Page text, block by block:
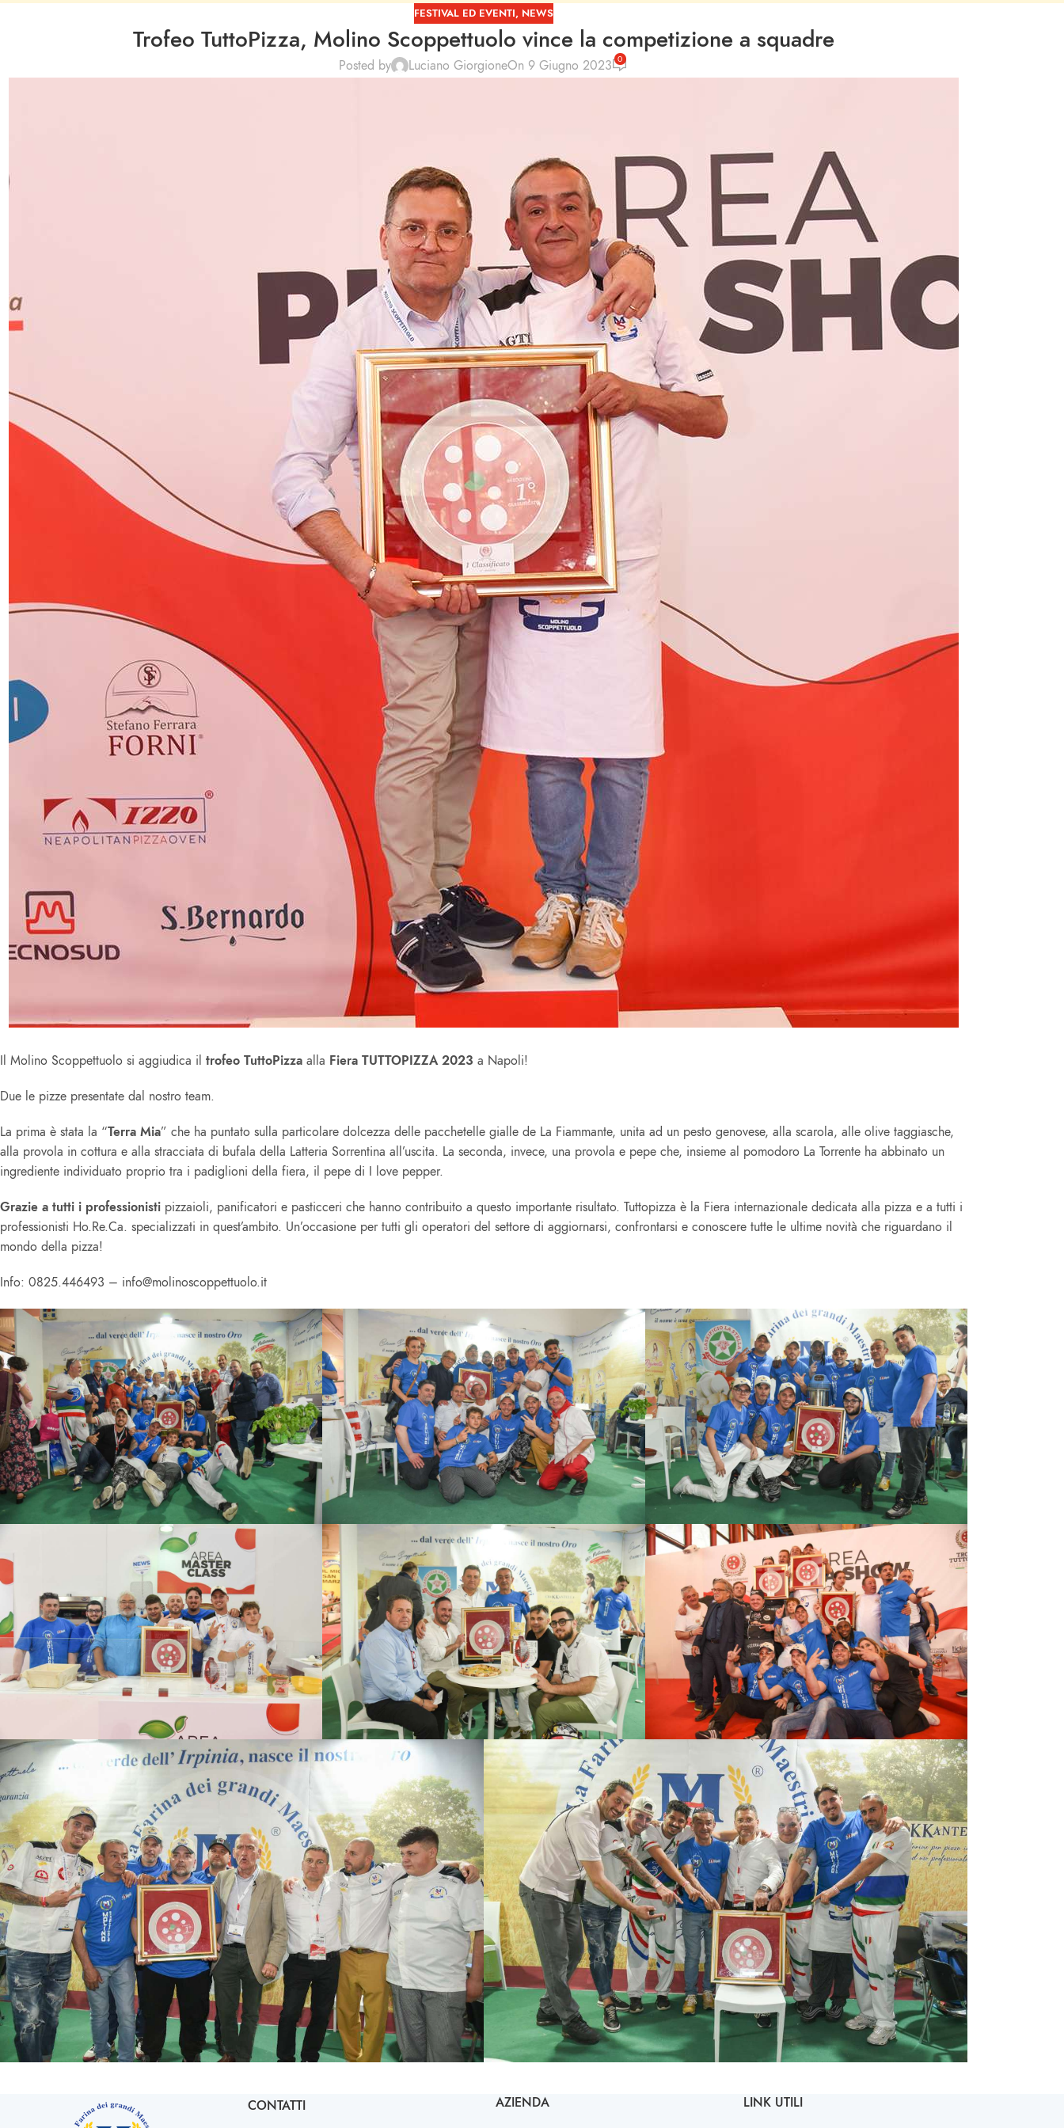
FESTIVAL ED EVENTI, NEWS
Trofeo TuttoPizza, Molino Scoppettuolo vince la competizione a squadre
Posted by Luciano GiorgioneOn 9 Giugno 2023 0
Il Molino Scoppettuolo si aggiudica il trofeo TuttoPizza alla Fiera TUTTOPIZZA 2023 a Napoli!
Due le pizze presentate dal nostro team.
La prima è stata la “Terra Mia” che ha puntato sulla particolare dolcezza delle pacchetelle gialle de La Fiammante, unita ad un pesto genovese, alla scarola, alle olive taggiasche,
alla provola in cottura e alla stracciata di bufala della Latteria Sorrentina all’uscita. La seconda, invece, una provola e pepe che, insieme al pomodoro La Torrente ha abbinato un
ingrediente individuato proprio tra i padiglioni della fiera, il pepe di I love pepper.
Grazie a tutti i professionisti pizzaioli, panificatori e pasticceri che hanno contribuito a questo importante risultato. Tuttopizza è la Fiera internazionale dedicata alla pizza e a tutti i
professionisti Ho.Re.Ca. specializzati in quest’ambito. Un’occasione per tutti gli operatori del settore di aggiornarsi, confrontarsi e conoscere tutte le ultime novità che riguardano il
mondo della pizza!
Info: 0825.446493 – info@molinoscoppettuolo.it
CONTATTI AZIENDA LINK UTILI